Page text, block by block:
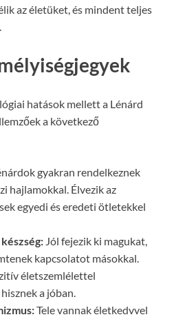
az életüket, és mindent teljes
hatások mellett a Lénárd
a következő
gyakran rendelkeznek
hajlamokkal. Élvezik az
egyedi és eredeti ötletekkel
Jól fejezik ki magukat,
kapcsolatot másokkal.
életszemlélettel
a jóban.
Tele vannak életkedvvel